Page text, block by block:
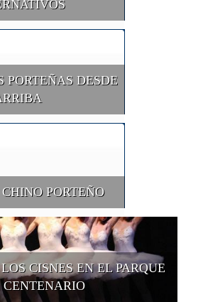
PORTEÑAS DESDE
PORTEÑO
CISNES EN EL PARQUE
CENTENARIO